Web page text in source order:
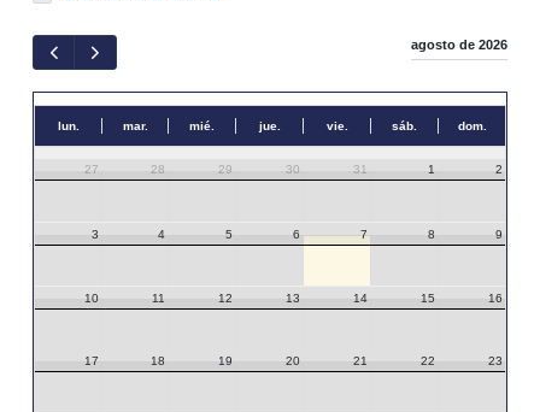
agosto de 2026
lun. mar. mié. jue. vie. sáb. dom.
27 28 29 30 31 1 2
3 4 5 6 7 8 9
10 11 12 13 14 15 16
17 18 19 20 21 22 23